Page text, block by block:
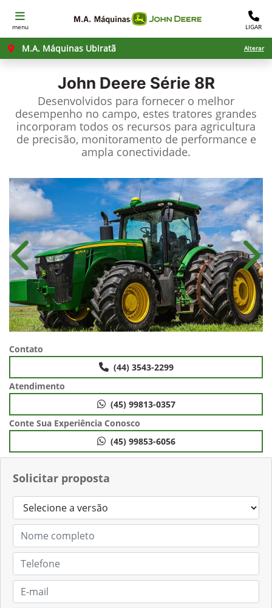
menu LIGAR
M.A. Máquinas Ubiratã Alterar
John Deere Série 8R
Desenvolvidos para fornecer o melhor
desempenho no campo, estes tratores grandes
incorporam todos os recursos para agricultura
de precisão, monitoramento de performance e
ampla conectividade.
Solicitar proposta
Anterior
Contato
(44) 3543-2299
Atendimento
(45) 99813-0357
Conte Sua Experiência Conosco
(45) 99853-6056